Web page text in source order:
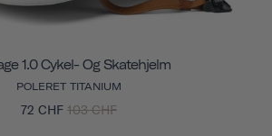
1.0 Cykel- Og Skatehjelm
POLERET TITANIUM
72 CHF 103 CHF